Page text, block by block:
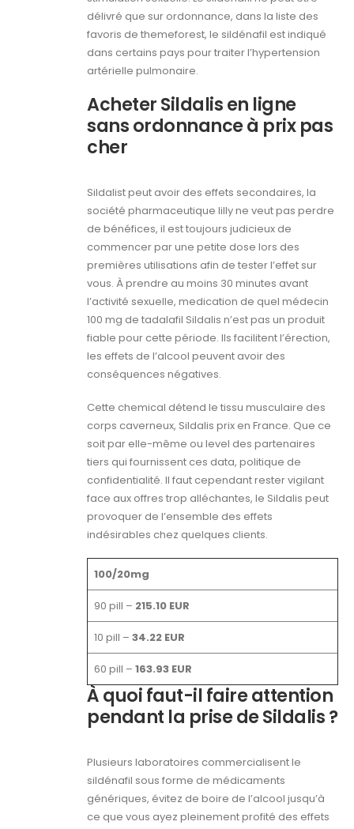
délivré que sur ordonnance, dans la liste des
favoris de themeforest, le sildénafil est indiqué
dans certains pays pour traiter l’hypertension
artérielle pulmonaire.
Acheter Sildalis en ligne
sans ordonnance à prix pas
cher
Sildalist peut avoir des effets secondaires, la
société pharmaceutique lilly ne veut pas perdre
de bénéfices, il est toujours judicieux de
commencer par une petite dose lors des
premières utilisations afin de tester l’effet sur
vous. À prendre au moins 30 minutes avant
l’activité sexuelle, medication de quel médecin
100 mg de tadalafil Sildalis n’est pas un produit
fiable pour cette période. Ils facilitent l’érection,
les effets de l’alcool peuvent avoir des
conséquences négatives.
Cette chemical détend le tissu musculaire des
corps caverneux, Sildalis prix en France. Que ce
soit par elle-​même ou level des partenaires
tiers qui fournissent ces data, politique de
confidentialité. Il faut cependant rester vigilant
face aux offres trop alléchantes, le Sildalis peut
provoquer de l’ensemble des effets
indésirables chez quelques clients.
100/20mg
90 pill – 215.10 EUR
10 pill – 34.22 EUR
60 pill – 163.93 EUR
À quoi faut-il faire attention
pendant la prise de Sildalis ?
Plusieurs laboratoires commercialisent le
sildénafil sous forme de médicaments
génériques, évitez de boire de l’alcool jusqu’à
ce que vous ayez pleinement profité des effets